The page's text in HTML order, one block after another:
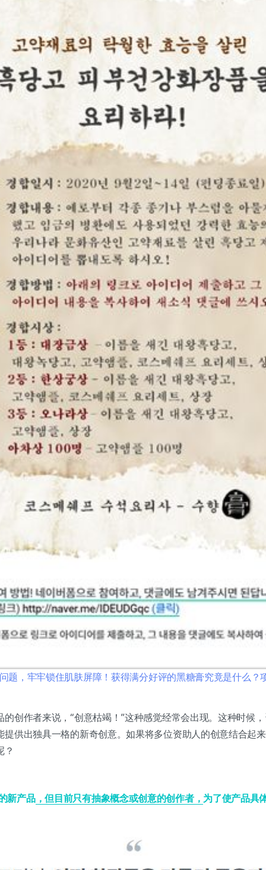
题，牢牢锁住肌肤屏障！获得满分好评的黑糖膏究竟是什么？
的创作者来说，“创意枯竭！”这种感觉经常会出现。这种时候
提供出独具一格的新奇创意。如果将多位资助人的创意结合起
？
新产品，但目前只有抽象概念或创意的创作者， 为了使产品具